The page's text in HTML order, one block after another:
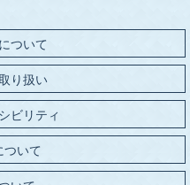
ついて
り扱い
ビリティ
ついて